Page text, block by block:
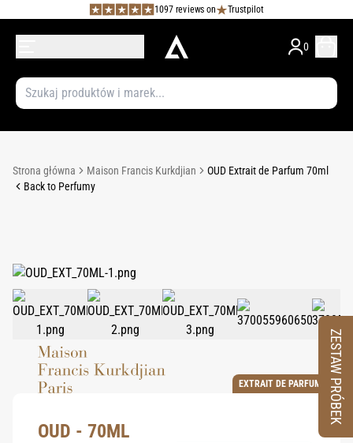
1097 reviews on Trustpilot
0
Strona główna Maison Francis Kurkdjian
OUD Extrait de Parfum 70ml
Back to Perfumy
EXTRAIT DE PARFUM
OUD - 70ML
ZESTAW PRÓBEK